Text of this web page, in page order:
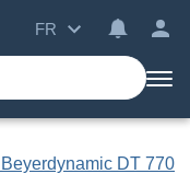
FR
DT 770